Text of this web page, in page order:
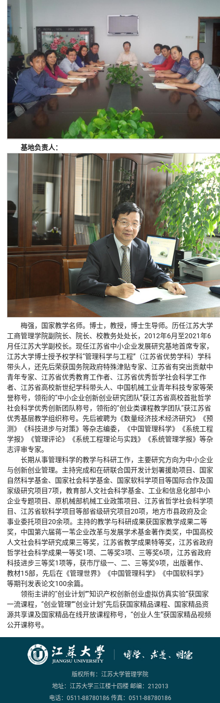
基地负责人：
梅强，国家教学名师。博士，教授，博士生导师。历任江苏大学
工商管理学院副院长、院长、校教务处处长，2012年6月至2021年6
月任江苏大学副校长。现任江苏省中小企业发展研究基地首席专家，
江苏大学博士授予权学科“管理科学与工程”（江苏省优势学科）学科
带头人，还先后荣获国务院政府特殊津贴专家、江苏省有突出贡献中
青年专家、江苏省优秀教育工作者、江苏省优秀哲学社会科学工作
者、江苏省高校新世纪学科带头人、中国机械工业青年科技专家等荣
誉称号，领衔的“中小企业创新创业研究团队”获江苏省高校首批哲学
社会科学优秀创新团队称号，领衔的“创业类课程教学团队“获江苏省
优秀基层教学组织称号。先后被聘为《数量经济技术经济研究》《预
测》《科技进步与对策》等杂志编委，《中国管理科学》《系统工程
学报》《管理评论》《系统工程理论与实践》《系统管理学报》等杂
志评审专家。
长期从事管理科学的教学与科研工作，主要研究方向为中小企业
与创新创业管理。主持完成和在研联合国开发计划署援助项目、国家
自然科学基金、国家社会科学基金、国家软科学项目等国际合作及国
家级研究项目7项，教育部人文社会科学基金、工业和信息化部中小
企业专题项目、原机械部机械工业政策项目、江苏省哲学社会科学项
目、江苏省软科学项目等部省级研究项目20项，地方市县政府及企
事业委托项目20余项。主持的教学与科研成果获国家教学成果二等
奖，中国第六届蒋一苇企业改革与发展学术基金著作类奖，中国高校
人文社会科学研究成果三等奖，江苏省教学成果特等奖，江苏省政府
哲学社会科学成果一等奖1项、二等奖3项、三等奖6项，江苏省政府
科技进步三等奖1项等，获市厅级一、二、三等奖9项，出版著作、
教材15部，先后在《管理世界》《中国管理科学》《中国软科学》
等期刊发表论文100余篇。
领衔主讲的“创业计划”“知识产权创新创业虚拟仿真实验”获国家
一流课程，“创业管理”“创业计划”先后获国家精品课程、国家精品资
源共享课及国家精品在线开放课程称号，“创业人生”获国家精品视频
公开课称号。
版权所有：江苏大学管理学院
地址：江苏大学三江楼十四楼 邮编：212013
电话：0511-88780186 传真：0511-88780186